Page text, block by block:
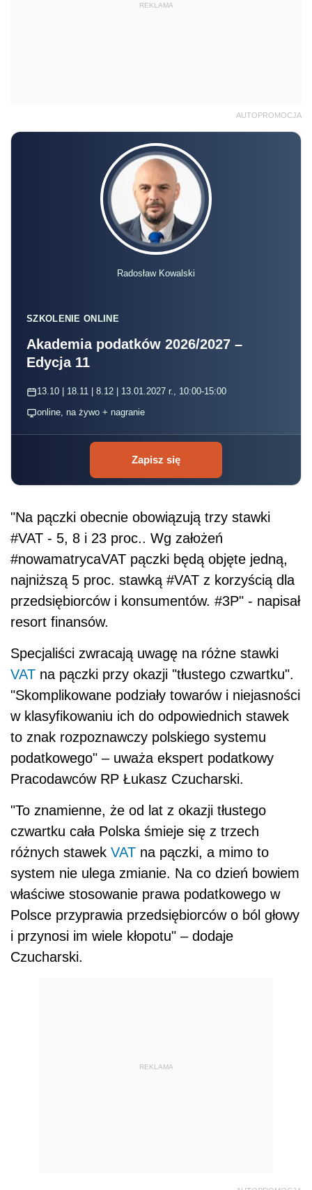
REKLAMA
AUTOPROMOCJA
Radosław Kowalski
SZKOLENIE ONLINE
Akademia podatków 2026/2027 –
Edycja 11
13.10 | 18.11 | 8.12 | 13.01.2027 r., 10:00-15:00
online, na żywo + nagranie
Zapisz się
"Na pączki obecnie obowiązują trzy stawki
#VAT - 5, 8 i 23 proc.. Wg założeń
#nowamatrycaVAT pączki będą objęte jedną,
najniższą 5 proc. stawką #VAT z korzyścią dla
przedsiębiorców i konsumentów. #3P" - napisał
resort finansów.
Specjaliści zwracają uwagę na różne stawki
VAT na pączki przy okazji "tłustego czwartku".
"Skomplikowane podziały towarów i niejasności
w klasyfikowaniu ich do odpowiednich stawek
to znak rozpoznawczy polskiego systemu
podatkowego" – uważa ekspert podatkowy
Pracodawców RP Łukasz Czucharski.
"To znamienne, że od lat z okazji tłustego
czwartku cała Polska śmieje się z trzech
różnych stawek VAT na pączki, a mimo to
system nie ulega zmianie. Na co dzień bowiem
właściwe stosowanie prawa podatkowego w
Polsce przyprawia przedsiębiorców o ból głowy
i przynosi im wiele kłopotu" – dodaje
Czucharski.
REKLAMA